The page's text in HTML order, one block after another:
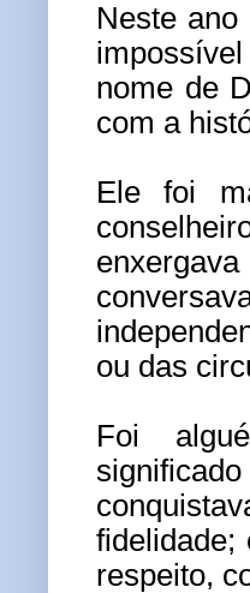
Neste
nome de
com a
Ele foi
ou das
Foi
fidelidade;
respeito,